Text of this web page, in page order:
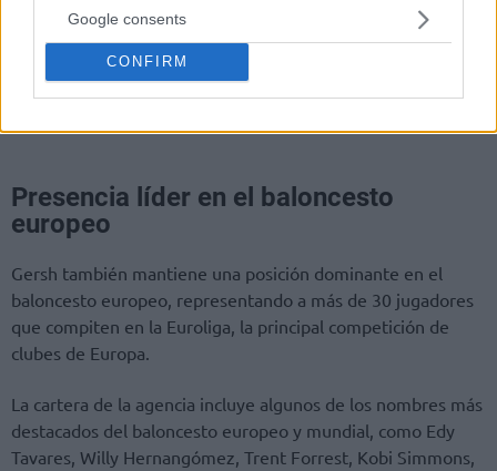
Google consents
CONFIRM
Presencia líder en el baloncesto
europeo
Gersh también mantiene una posición dominante en el
baloncesto europeo, representando a más de 30 jugadores
que compiten en la Euroliga, la principal competición de
clubes de Europa.
La cartera de la agencia incluye algunos de los nombres más
destacados del baloncesto europeo y mundial, como Edy
Tavares, Willy Hernangómez, Trent Forrest, Kobi Simmons,